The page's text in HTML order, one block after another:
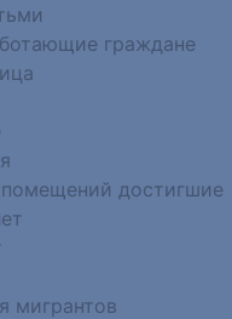
граждане
достигшие
мигрантов